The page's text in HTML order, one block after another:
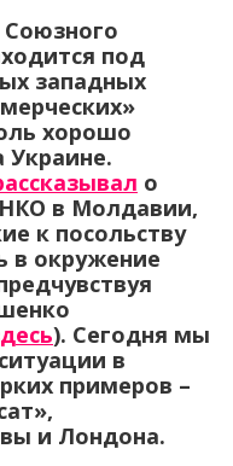
Союзного
под
западных
хорошо
Украине.
о
в Молдавии,
к посольству
в окружение
). Сегодня мы
в
примеров –
и Лондона.